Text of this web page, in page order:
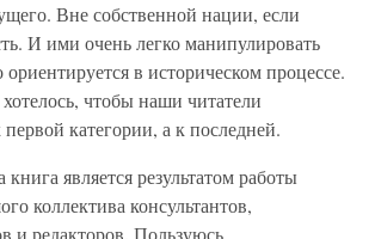
Вне собственной нации, если
И ими очень легко манипулировать
ориентируется в историческом процессе.
чтобы наши читатели
категории, а к последней.
книга является результатом работы
коллектива консультантов,
и редакторов. Пользуюсь